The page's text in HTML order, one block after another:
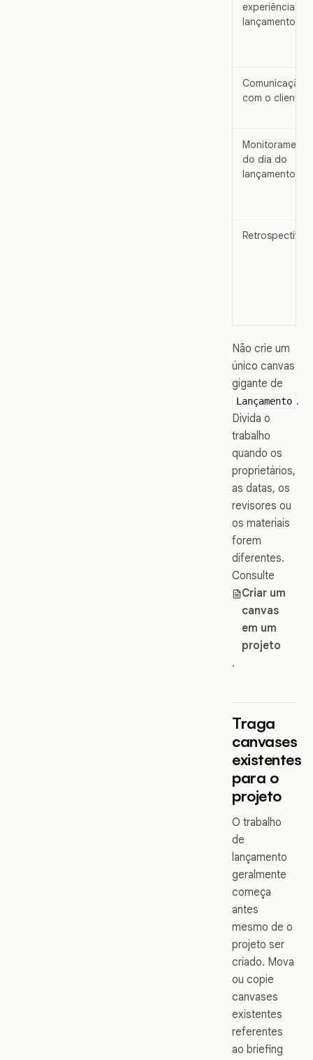
experiência de
lançamento
Comunicação
com o cliente
Monitoramento
do dia do
lançamento
Retrospectiva
Não crie um
único canvas
gigante de
Lançamento .
Divida o
trabalho
quando os
proprietários,
as datas, os
revisores ou
os materiais
forem
diferentes.
Consulte
Criar um
canvas
em um
projeto
.
Traga
canvases
existentes
para o
projeto
O trabalho
de
lançamento
geralmente
começa
antes
mesmo de o
projeto ser
criado. Mova
ou copie
canvases
existentes
referentes
ao briefing